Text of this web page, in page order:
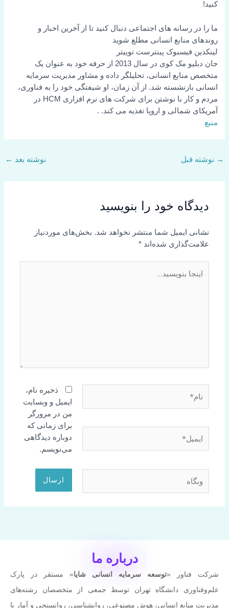
کنید!
ما را در رسانه های اجتماعی دنبال کنید تا از آخرین اخبار و
روندهای منابع انسانی مطلع شوید
لینکدین فیسبوک پینترست توییتر
جان دبلیو مک کوی در سال 2013 از حرفه خود به عنوان یک
متخصص منابع انسانی، تحلیلگر داده و مشاور مدیریت سرمایه
انسانی بازنشسته شد. از آن زمان، او شیفتگی خود را به فناوری،
مردم و کار با نوشتن برای شرکت های نرم افزاری HCM در
آمریکای شمالی و اروپا تغذیه می کند. .
منبع
→ نوشته قبل نوشته بعد ←
دیدگاه‌ خود را بنویسید
نشانی ایمیل شما منتشر نخواهد شد. بخش‌های موردنیاز
علامت‌گذاری شده‌اند*
بنویسید…
ذخیره نام،
ایمیل و وبسایت
من در مرورگر
برای زمانی که
دوباره دیدگاهی
می‌نویسم.
درباره ما
شرکت فناور «توسعه سرمایه انسانی شایا» مستقر در پارک
علم‌وفناوری دانشگاه تهران توسط جمعی از متخصصان رشته‌های
مدیریت منابع انسانی، هوش مصنوعی، روانشناسی، روانسنجی و آمار با